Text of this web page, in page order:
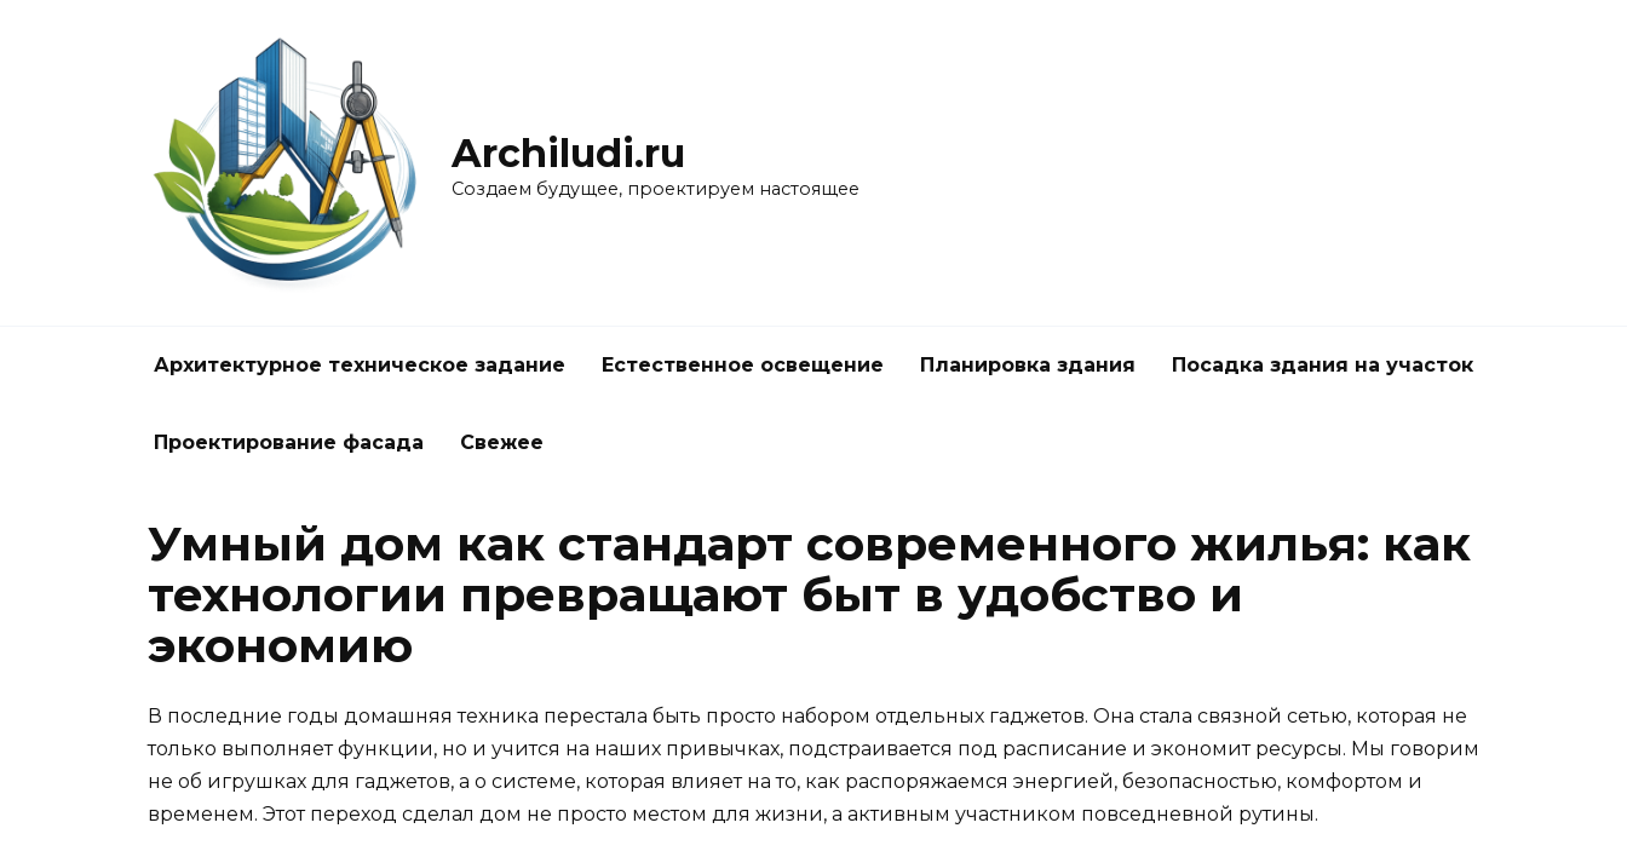
Archiludi.ru
Создаем будущее, проектируем настоящее
Архитектурное техническое задание Естественное освещение Планировка здания Посадка здания на участок
Проектирование фасада Свежее
Умный дом как стандарт современного жилья: как
технологии превращают быт в удобство и
экономию
В последние годы домашняя техника перестала быть просто набором отдельных гаджетов. Она стала связной сетью, которая не
только выполняет функции, но и учится на наших привычках, подстраивается под расписание и экономит ресурсы. Мы говорим
не об игрушках для гаджетов, а о системе, которая влияет на то, как распоряжаемся энергией, безопасностью, комфортом и
временем. Этот переход сделал дом не просто местом для жизни, а активным участником повседневной рутины.